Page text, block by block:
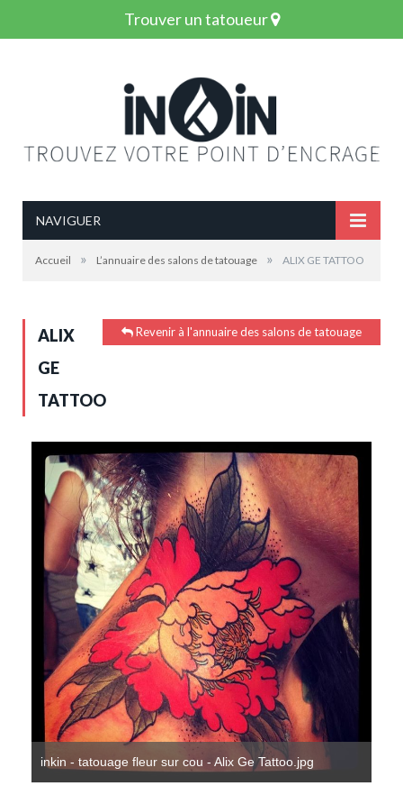
Trouver un tatoueur
NAVIGUER
Accueil » L’annuaire des salons de tatouage » ALIX GE TATTOO
Revenir à l'annuaire des salons de tatouage
ALIX
GE
TATTOO
inkin - tatouage fleur sur cou - Alix Ge Tattoo.jpg